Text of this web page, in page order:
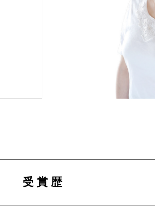
受 賞 歴